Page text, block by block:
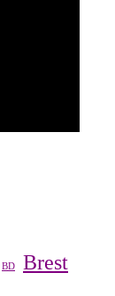
BD Brest